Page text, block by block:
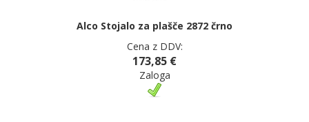
Alco Stojalo za plašče 2872 črno
Cena z DDV:
173,85 €
Zaloga